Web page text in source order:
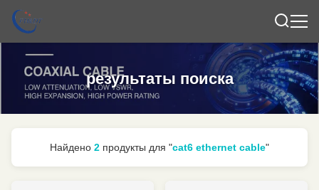
результаты поиска
Найдено 2 продукты для "cat6 ethernet cable"